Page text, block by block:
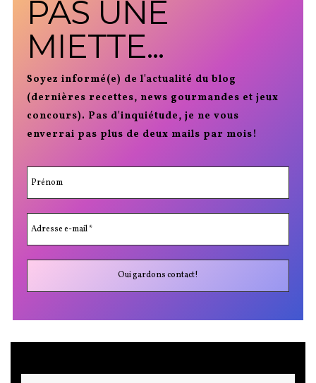
PAS UNE
MIETTE...
Soyez informé(e) de l'actualité du blog
(dernières recettes, news gourmandes et jeux
concours). Pas d'inquiétude, je ne vous
enverrai pas plus de deux mails par mois!